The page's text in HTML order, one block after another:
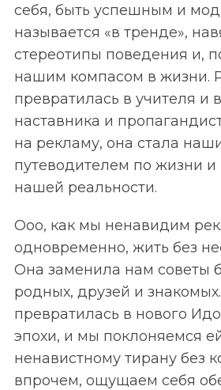
себя, быть успешным и
называется «в тренде»,
стереотипы поведения и,
нашим компасом в жизни.
превратилась в учителя и
наставника и
на рекламу, она стала
путеводителем по жизни
нашей реальности.
Ооо, как мы ненавидим
одновременно, жить без
Она заменила нам советы
родных, друзей и
превратилась в нового
эпохи, и мы поклоняемся
ненавистному тирану без
впрочем, ощущаем себя